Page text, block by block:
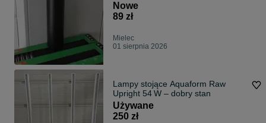
Nowe
89 zł
Mielec
01 sierpnia 2026
Lampy stojące Aquaform Raw
Upright 54 W – dobry stan
Używane
250 zł